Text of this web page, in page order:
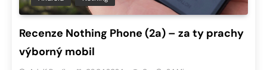
Recenze Nothing Phone (2a) – za ty prachy
výborný mobil